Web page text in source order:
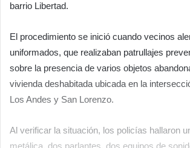
barrio Libertad.
El procedimiento se inició cuando vecinos
uniformados, que realizaban patrullajes
sobre la presencia de varios objetos
vivienda deshabitada ubicada en la
Los Andes y San Lorenzo.
Al verificar la situación, los policías hallaron